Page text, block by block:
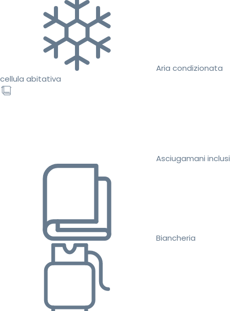
Aria condizionata
cellula abitativa
Asciugamani inclusi
Biancheria